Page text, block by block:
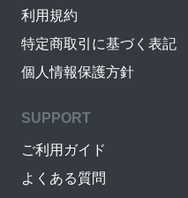
利用規約
特定商取引に基づく表記
個人情報保護方針
SUPPORT
ご利用ガイド
よくある質問